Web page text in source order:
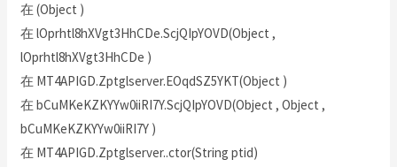
在 (Object )
在 lOprhtl8hXVgt3HhCDe.ScjQIpYOVD(Object ,
lOprhtl8hXVgt3HhCDe )
在 MT4APIGD.Zptglserver.EOqdSZ5YKT(Object )
在 bCuMKeKZKYYw0iiRI7Y.ScjQIpYOVD(Object , Object ,
bCuMKeKZKYYw0iiRI7Y )
在 MT4APIGD.Zptglserver..ctor(String ptid)